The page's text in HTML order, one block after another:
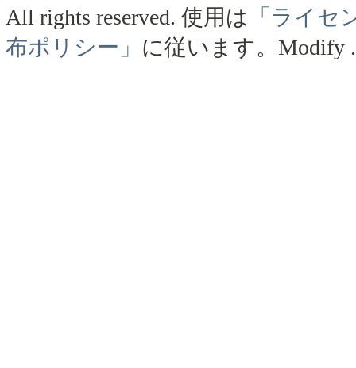
All rights reserved. 使用は 「ライセ
布ポリシー」 に従います。 Modify